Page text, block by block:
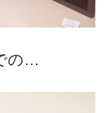
の…